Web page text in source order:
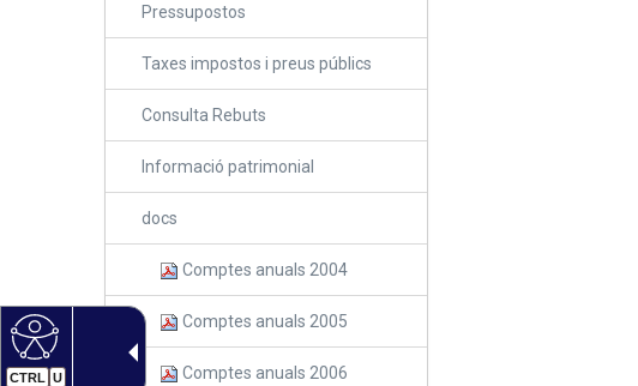
CTRL U
Pressupostos
Taxes impostos i preus públics
Consulta Rebuts
Informació patrimonial
docs
Comptes anuals 2004
Comptes anuals 2005
Comptes anuals 2006